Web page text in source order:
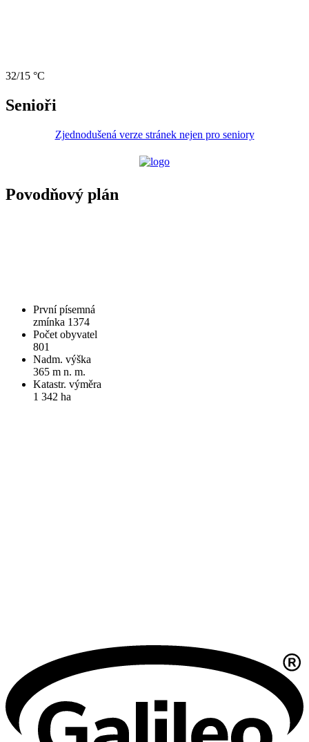
32/15 °C
Senioři
Zjednodušená verze stránek nejen pro seniory
Povodňový plán
První písemná
zmínka 1374
Počet obyvatel
801
Nadm. výška
365 m n. m.
Katastr. výměra
1 342 ha